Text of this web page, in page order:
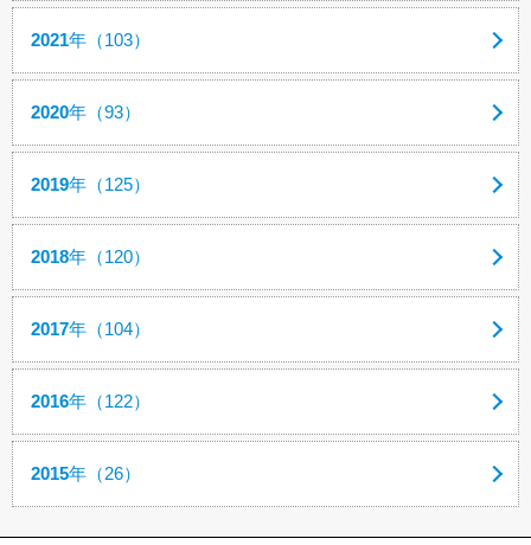
2021年（103）
2020年（93）
2019年（125）
2018年（120）
2017年（104）
2016年（122）
2015年（26）